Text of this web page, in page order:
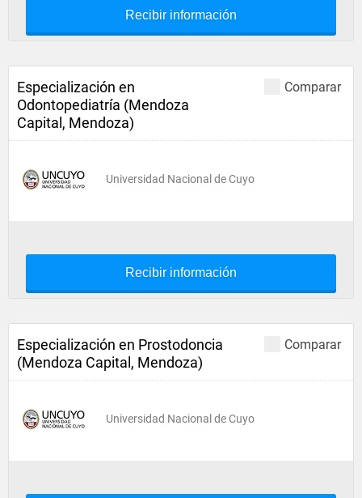
Recibir información
Comparar
Especialización en
Odontopediatría (Mendoza
Capital, Mendoza)
Universidad Nacional de Cuyo
Recibir información
Comparar
Especialización en Prostodoncia
(Mendoza Capital, Mendoza)
Universidad Nacional de Cuyo